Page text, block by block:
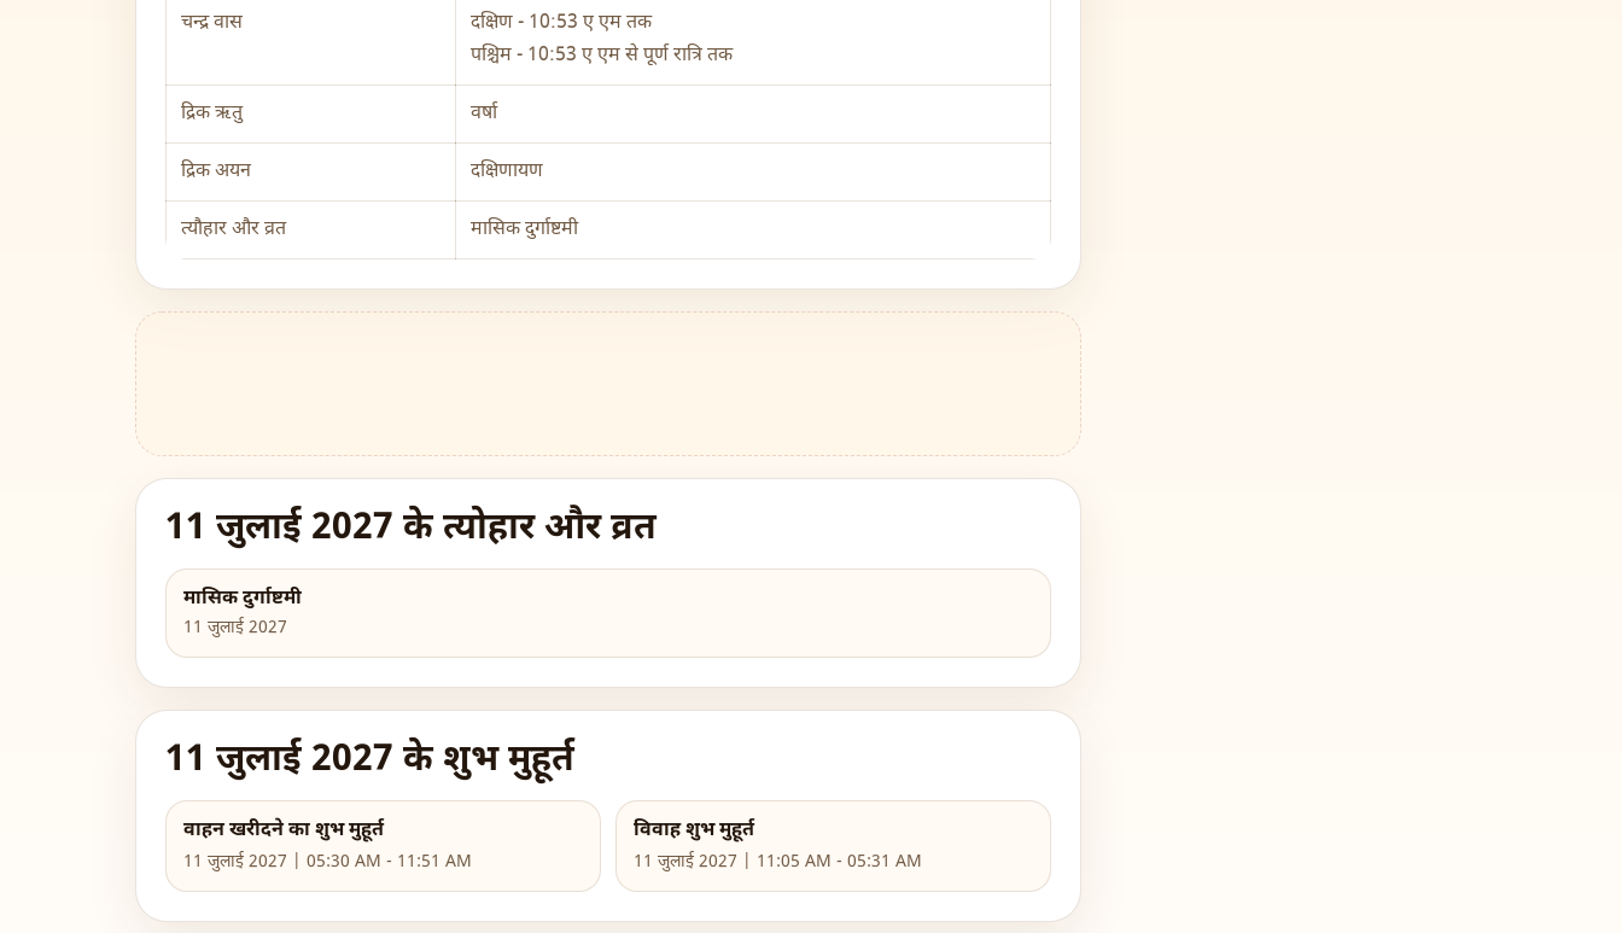
चन्द्र वास
दक्षिण - 10:53 ए एम तक
पश्चिम - 10:53 ए एम से पूर्ण रात्रि तक
द्रिक ऋतु वर्षा
द्रिक अयन दक्षिणायण
त्यौहार और व्रत मासिक दुर्गाष्टमी
11 जुलाई 2027 के त्योहार और व्रत
मासिक दुर्गाष्टमी
11 जुलाई 2027
11 जुलाई 2027 के शुभ मुहूर्त
वाहन खरीदने का शुभ मुहूर्त
11 जुलाई 2027 | 05:30 AM - 11:51 AM
विवाह शुभ मुहूर्त
11 जुलाई 2027 | 11:05 AM - 05:31 AM